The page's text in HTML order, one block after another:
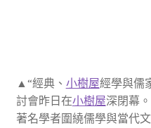
▲“經典、 小樹屋經學與儒
討會昨日在小樹屋深閉幕
著名學者圍繞儒學與當代